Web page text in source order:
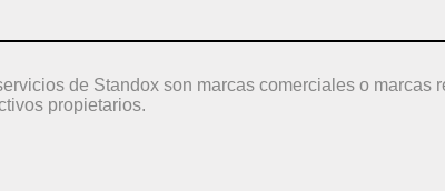
de Standox son marcas comerciales o marcas
propietarios.